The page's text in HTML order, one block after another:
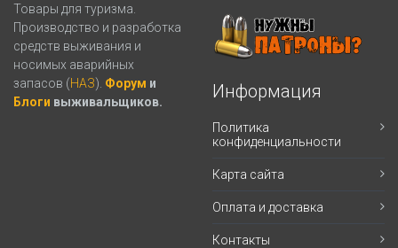
Товары для туризма.
Производство и разработка
средств выживания и
носимых аварийных
запасов (НАЗ). Форум и
Блоги выживальщиков.
Информация
Политика
конфиденциальности
Карта сайта
Оплата и доставка
Контакты